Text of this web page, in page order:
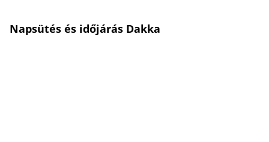
Napsütés és időjárás Dakka